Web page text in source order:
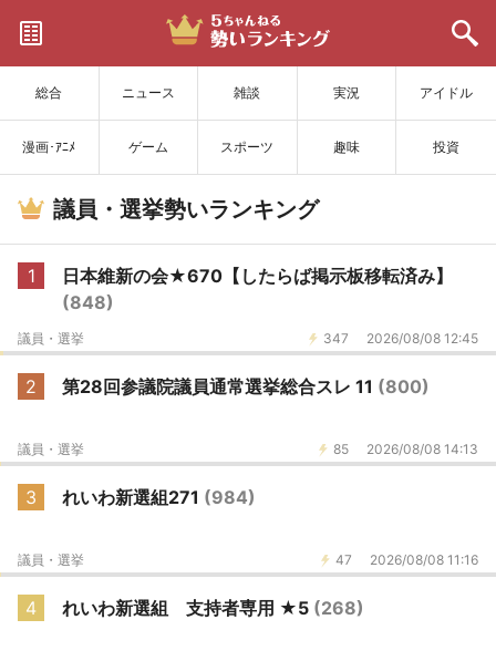
総合 ニュース 雑談 実況 アイドル
漫画･ｱﾆﾒ ゲーム スポーツ 趣味 投資
サイトを更新
議員・選挙勢いランキング
1
日本維新の会★670【したらば掲示板移転済み】
(848)
347 2026/08/08 12:45
議員・選挙
2 第28回参議院議員通常選挙総合スレ 11 (800)
85 2026/08/08 14:13
議員・選挙
3 れいわ新選組271 (984)
47 2026/08/08 11:16
議員・選挙
4 れいわ新選組 支持者専用 ★5 (268)